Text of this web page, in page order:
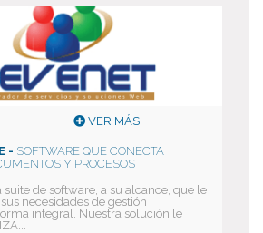
VER MÁS
- SOFTWARE QUE CONECTA
Y PROCESOS
suite de software, a su alcance, que le
necesidades de gestión
integral. Nuestra solución le